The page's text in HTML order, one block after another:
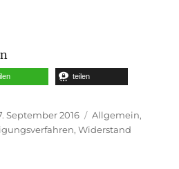
teilen
September 2016 Kategorien
Allgemein,
,Widerstand